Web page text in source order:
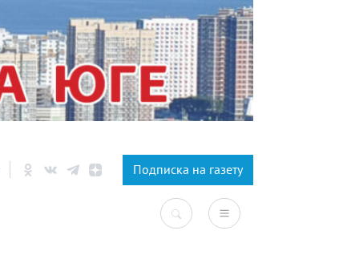
Подписка на газету